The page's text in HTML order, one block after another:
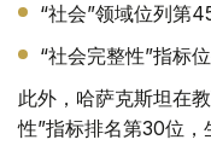
“社会”领域位列第
“社会完整性”指标
此外，哈萨克斯坦在
性”指标排名第30位，